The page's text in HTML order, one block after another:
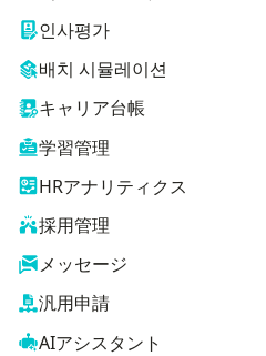
인사평가
배치 시뮬레이션
キャリア台帳
学習管理
HRアナリティクス
採用管理
メッセージ
汎用申請
AIアシスタント